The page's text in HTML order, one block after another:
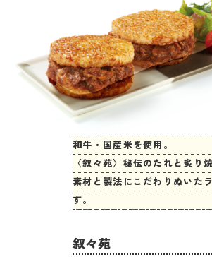
和牛・国産米を使用。
〈叙々苑〉秘伝のたれと炙り
素材と製法にこだわりぬいた
す。
叙々苑